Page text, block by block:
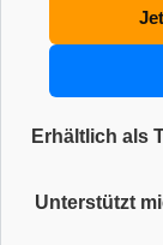
Erhältlich als
Unterstützt